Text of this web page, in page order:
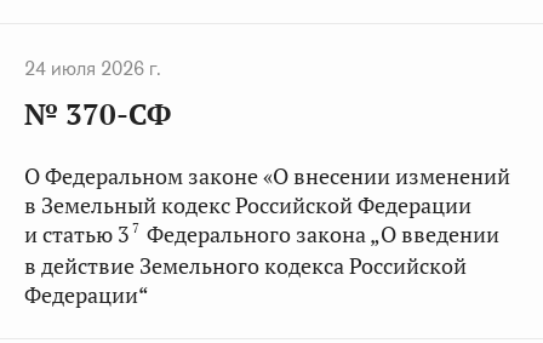
24 июля 2026 г.
№ 370-СФ
О Федеральном законе «О внесении изменений
в Земельный кодекс Российской Федерации
и статью 3 7 Федерального закона „О введении
в действие Земельного кодекса Российской
Федерации“